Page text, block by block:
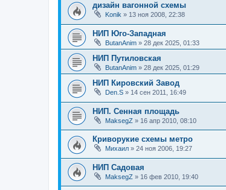
дизайн вагонной схемы
Konik » 13 ноя 2008, 22:38
НИП Юго-Западная
ButanAnim » 28 дек 2025, 01:33
НИП Путиловская
ButanAnim » 28 дек 2025, 01:29
НИП Кировский Завод
Den.S » 14 сен 2011, 16:49
НИП. Сенная площадь
MaksegZ » 16 апр 2010, 08:10
Криворукие схемы метро
Михаил » 24 ноя 2006, 19:27
НИП Садовая
MaksegZ » 16 фев 2010, 19:40